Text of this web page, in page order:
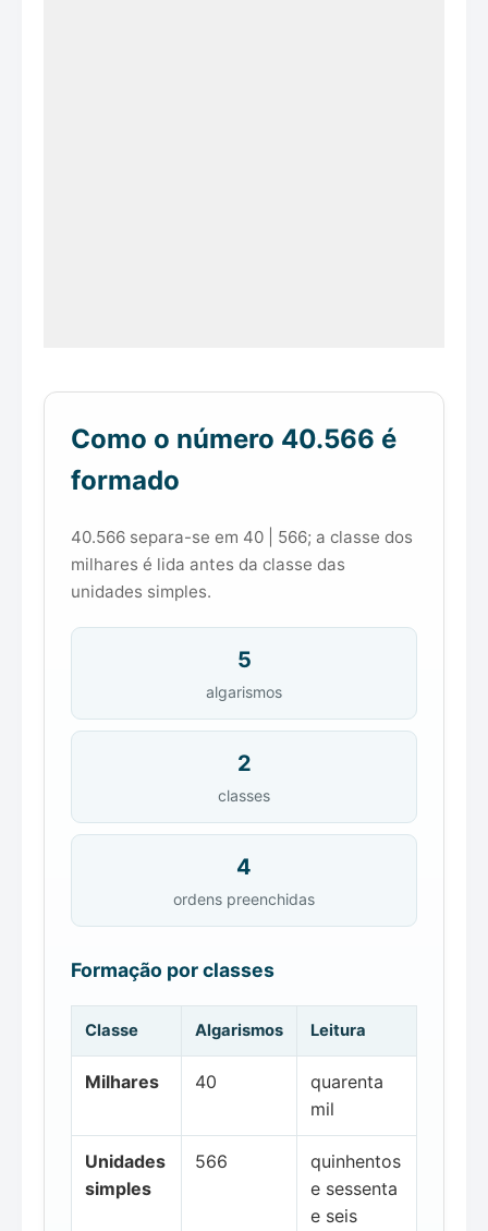
Como o número 40.566 é
formado
40.566 separa-se em 40 | 566; a classe dos
milhares é lida antes da classe das
unidades simples.
5
algarismos
2
classes
4
ordens preenchidas
Formação por classes
Classe Algarismos Leitura
Milhares 40
quarenta
mil
Unidades
simples
566
quinhentos
e sessenta
e seis